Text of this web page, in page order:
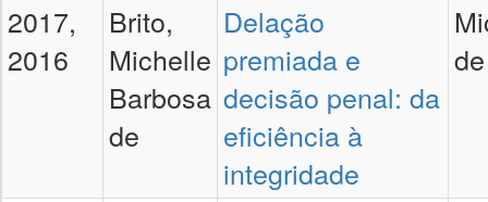
2017,
2016
Brito,
Michelle
Barbosa
de
Delação
premiada e
decisão penal: da
eficiência à
integridade